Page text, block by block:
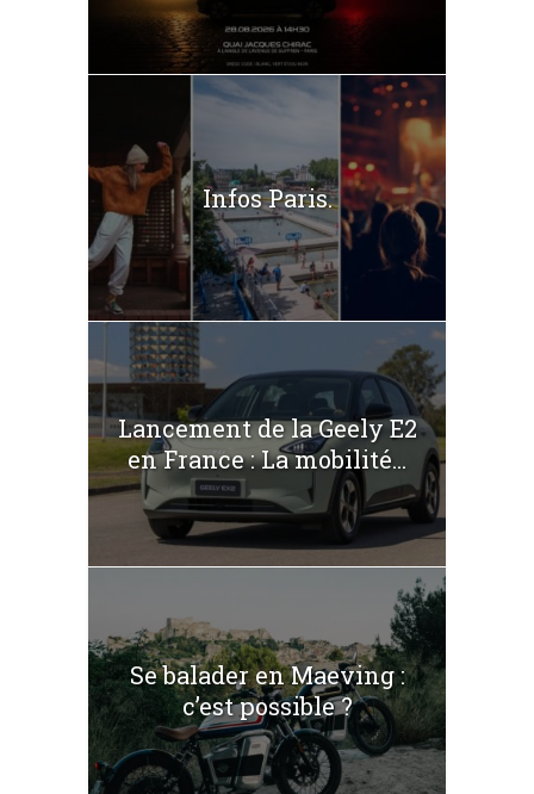
Infos Paris.
Lancement de la Geely E2
en France : La mobilité...
Se balader en Maeving :
c’est possible ?